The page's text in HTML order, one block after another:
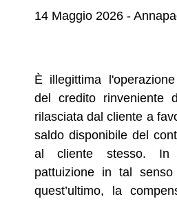
14 Maggio 2026 -
È illegittima
del credito rinveniente
rilasciata dal cliente a
saldo disponibile del
al cliente stesso.
pattuizione in tal
quest’ultimo, la